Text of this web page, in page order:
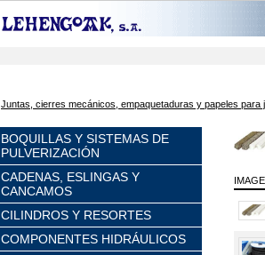
Juntas, cierres mecánicos, empaquetaduras y papeles para
BOQUILLAS Y SISTEMAS DE
PULVERIZACIÓN
CADENAS, ESLINGAS Y
CANCAMOS
CILINDROS Y RESORTES
COMPONENTES HIDRÁULICOS